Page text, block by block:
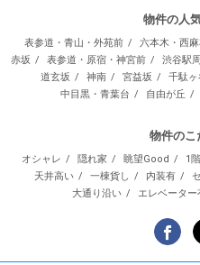
物件の人
表参道・青山・外苑前 六本木・西
赤坂
表参道・原宿・神宮前 渋谷駅
道玄坂
神南 宮益坂 千駄ヶ
中目黒・青葉台
自由が丘
物件のこ
オシャレ 隠れ家 眺望Good 1階
天井高い
一棟貨し 内装有
大通り沿い
エレベーター